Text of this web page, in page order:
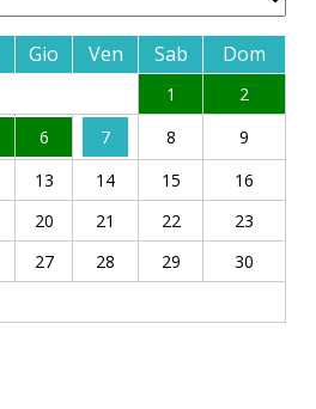
Gio Ven Sab Dom
1
2
6 7 8
9
13 14 15
16
20 21 22
23
27 28 29
30